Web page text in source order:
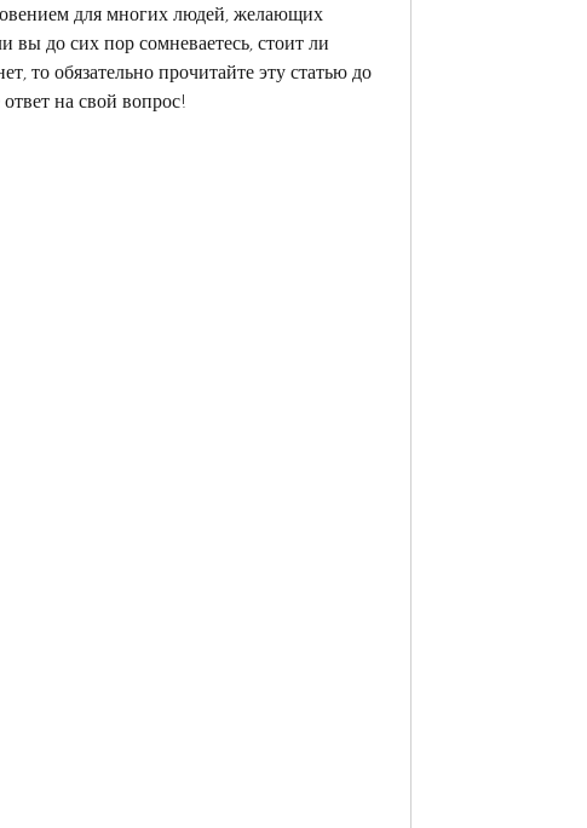
для многих людей, желающих
вы до сих пор сомневаетесь, стоит ли
то обязательно прочитайте эту статью до
на свой вопрос!